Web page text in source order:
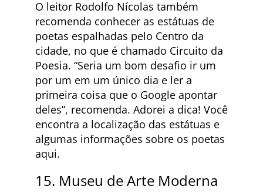
O leitor Rodolfo Nícolas também
recomenda conhecer as estátuas de
poetas espalhadas pelo Centro da
cidade, no que é chamado Circuito da
Poesia. “Seria um bom desafio ir um
por um em um único dia e ler a
primeira coisa que o Google apontar
deles”, recomenda. Adorei a dica! Você
encontra a localização das estátuas e
algumas informações sobre os poetas
aqui.
15. Museu de Arte Moderna